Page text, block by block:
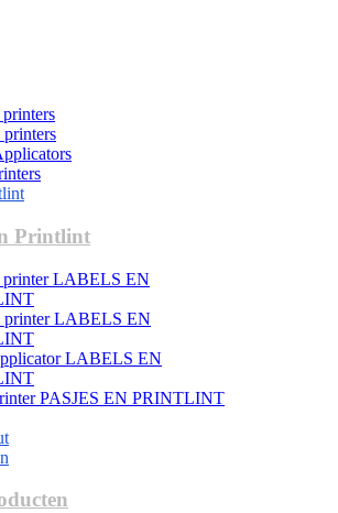
Printlint
printer LABELS EN
printer LABELS EN
LABELS EN
PASJES EN PRINTLINT